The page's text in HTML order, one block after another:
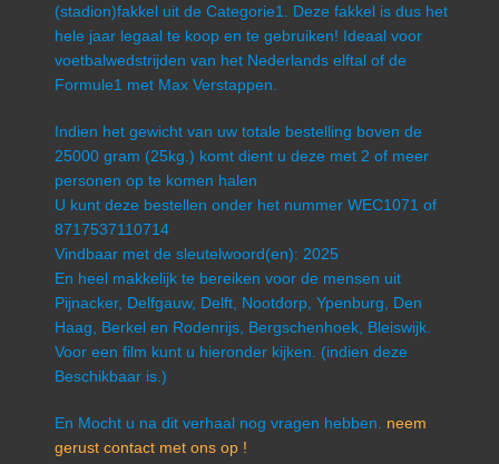
(stadion)fakkel uit de Categorie1. Deze fakkel is dus het
hele jaar legaal te koop en te gebruiken! Ideaal voor
voetbalwedstrijden van het Nederlands elftal of de
Formule1 met Max Verstappen.
Indien het gewicht van uw totale bestelling boven de
25000 gram (25kg.) komt dient u deze met 2 of meer
personen op te komen halen
U kunt deze bestellen onder het nummer WEC1071 of
8717537110714
Vindbaar met de sleutelwoord(en): 2025
En heel makkelijk te bereiken voor de mensen uit
Pijnacker, Delfgauw, Delft, Nootdorp, Ypenburg, Den
Haag, Berkel en Rodenrijs, Bergschenhoek, Bleiswijk.
Voor een film kunt u hieronder kijken. (indien deze
Beschikbaar is.)
En Mocht u na dit verhaal nog vragen hebben. neem
gerust contact met ons op !